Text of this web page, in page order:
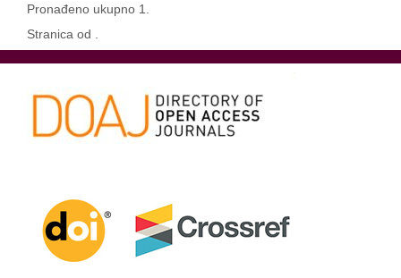
Pronađeno ukupno 1.
Stranica od .